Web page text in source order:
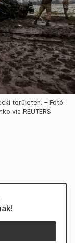
területen. – Fotó:
via REUTERS